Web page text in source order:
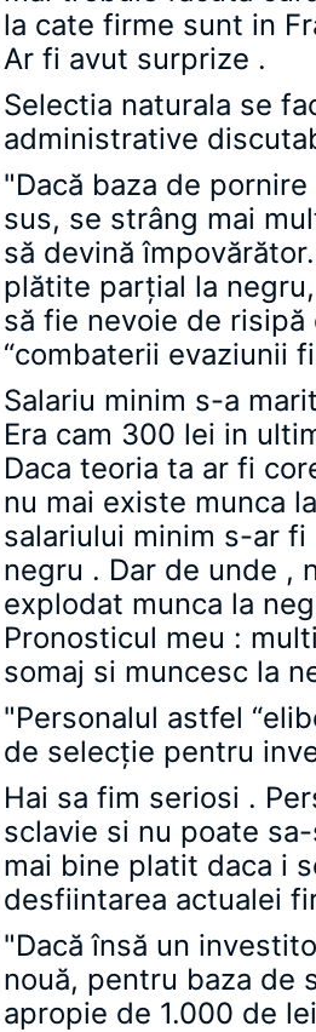
la cate firme sunt in
Ar fi avut surprize .
Selectia naturala se
administrative
"Dacă baza de
sus, se strâng mai
să devină
plătite parţial la
să fie nevoie de
“combaterii evaziunii
Salariu minim s-a
Era cam 300 lei in
Daca teoria ta ar fi
nu mai existe munca
salariului minim s-ar
negru . Dar de unde ,
explodat munca la
Pronosticul meu :
somaj si muncesc la
"Personalul astfel
de selecţie pentru
Hai sa fim seriosi .
sclavie si nu poate
mai bine platit daca i
desfiintarea actualei
"Dacă însă un
nouă, pentru baza de
apropie de 1.000 de